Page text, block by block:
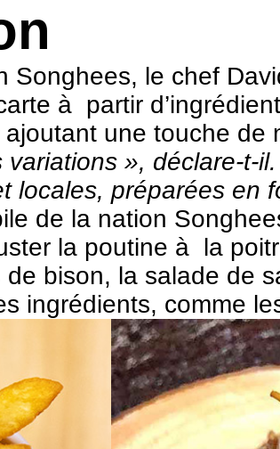
le chef
à partir
une touche de
», déclare-t-
locales, préparées en
de la nation
la poutine à la
bison, la salade de
ingrédients, comme